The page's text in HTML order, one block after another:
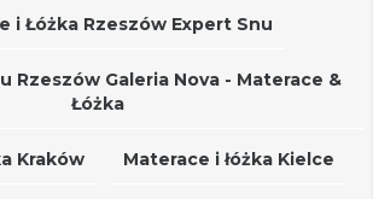
i Łóżka Rzeszów Expert Snu
Rzeszów Galeria Nova - Materace &
Łóżka
Kraków Materace i łóżka Kielce